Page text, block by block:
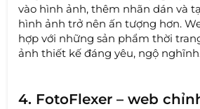
vào hình ảnh, thêm nhãn dán và
hình ảnh trở nên ấn tượng hơn.
hợp với những sản phẩm thời
ảnh thiết kế đáng yêu, ngộ nghĩnh.
4. FotoFlexer – web